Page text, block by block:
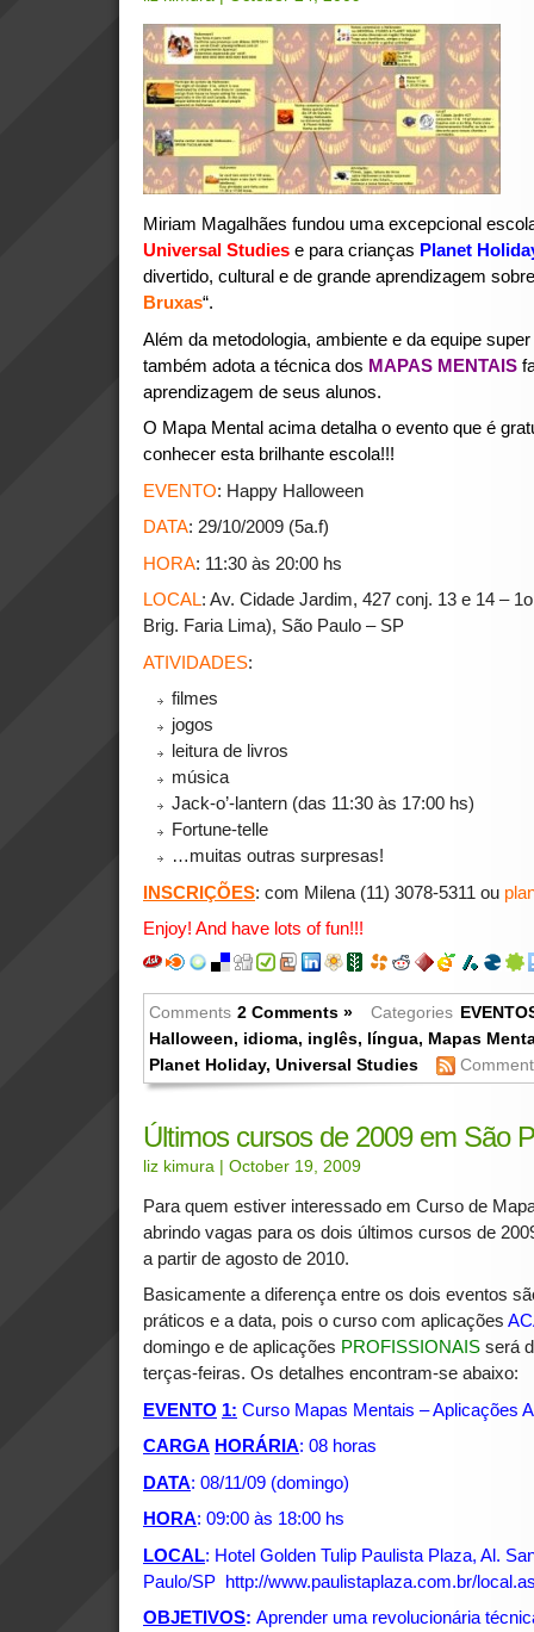
Miriam Magalhães fundou uma excepcional
Universal Studies e para crianças Planet
divertido, cultural e de grande aprendizagem
Bruxas“.
Além da metodologia, ambiente e da equipe
também adota a técnica dos MAPAS MENTAIS
aprendizagem de seus alunos.
O Mapa Mental acima detalha o evento que é
conhecer esta brilhante escola!!!
EVENTO: Happy Halloween
DATA: 29/10/2009 (5a.f)
HORA: 11:30 às 20:00 hs
LOCAL: Av. Cidade Jardim, 427 conj. 13 e 14 –
Brig. Faria Lima), São Paulo – SP
ATIVIDADES:
filmes
jogos
leitura de livros
música
Jack-o’-lantern (das 11:30 às 17:00 hs)
Fortune-telle
…muitas outras surpresas!
INSCRIÇÕES: com Milena (11) 3078-5311 ou
Enjoy! And have lots of fun!!!
Comments 2 Comments » Categories
Halloween, idioma, inglês, língua, Mapas
Planet Holiday, Universal Studies
Últimos cursos de 2009 em São
liz kimura | October 19, 2009
Para quem estiver interessado em Curso de
abrindo vagas para os dois últimos cursos de
a partir de agosto de 2010.
Basicamente a diferença entre os dois eventos
práticos e a data, pois o curso com aplicações
domingo e de aplicações PROFISSIONAIS será
terças-feiras. Os detalhes encontram-se abaixo:
EVENTO 1: Curso Mapas Mentais – Aplicações
CARGA HORÁRIA: 08 horas
DATA: 08/11/09 (domingo)
HORA: 09:00 às 18:00 hs
LOCAL: Hotel Golden Tulip Paulista Plaza, Al.
Paulo/SP http://www.paulistaplaza.com.br/
OBJETIVOS: Aprender uma revolucionária